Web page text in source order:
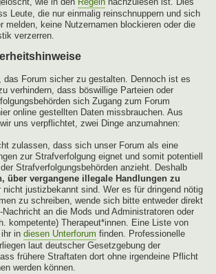
Leute, die nur einmalig reinschnuppern und sich
melden, keine Nutzernamen blockieren oder die
verzerren.
das Forum sicher zu gestalten. Dennoch ist es
verhindern, dass böswillige Parteien oder
sich Zugang zum Forum
online gestellten Daten missbrauchen. Aus
uns verpflichtet, zwei Dinge anzumahnen:
zulassen, dass sich unser Forum als eine
zur Strafverfolgung eignet und somit potentiell
Strafverfolgungsbehörden anzieht. Deshalb
über vergangene illegale Handlungen zu
nicht justizbekannt sind. Wer es für dringend nötig
zu schreiben, wende sich bitte entweder direkt
an die Mods und Administratoren oder
kompetente) Therapeut*innen. Eine Liste von
in diesen Unterforum finden. Professionelle
laut deutscher Gesetzgebung der
frühere Straftaten dort ohne irgendeine Pflicht
werden können.